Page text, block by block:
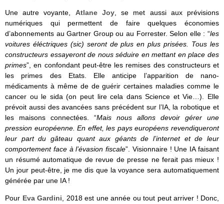
Une autre voyante, Atlane Joy,se met aussi aux prévisions
numériques qui permettent de faire quelques économies
d’abonnements au Gartner Group ou au Forrester.Selon elle : “les
voitures éléctriques (sic) seront de plus en plus prisées. Tous les
constructeurs essayeront de nous séduire en mettant en place des
primes”, en confondant peut-être les remises des constructeurs et
les primes des Etats. Elle anticipe l’apparition de nano-
médicaments à même de de guérir certaines maladies comme le
cancer ou le sida (on peut lire cela dans Science et Vie…). Elle
prévoit aussi desavancées sans précédent sur l’IA, la robotique et
les maisons connectées. “Mais nous allons devoir gérer une
pression européenne. En effet, les pays européens revendiqueront
leur part du gâteau quant aux géants de l’internet et de leur
comportement face à l’évasion fiscale”. Visionnaire ! Une IA faisant
un résumé automatique de revue de presse ne ferait pas mieux !
Un jour peut-être, je me dis que la voyance sera automatiquement
générée par une IA !
Pour Eva Gardini , 2018 est une année ou tout peut arriver ! Donc,